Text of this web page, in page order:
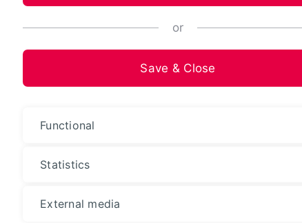
or
Save & Close
Functional
Statistics
External media